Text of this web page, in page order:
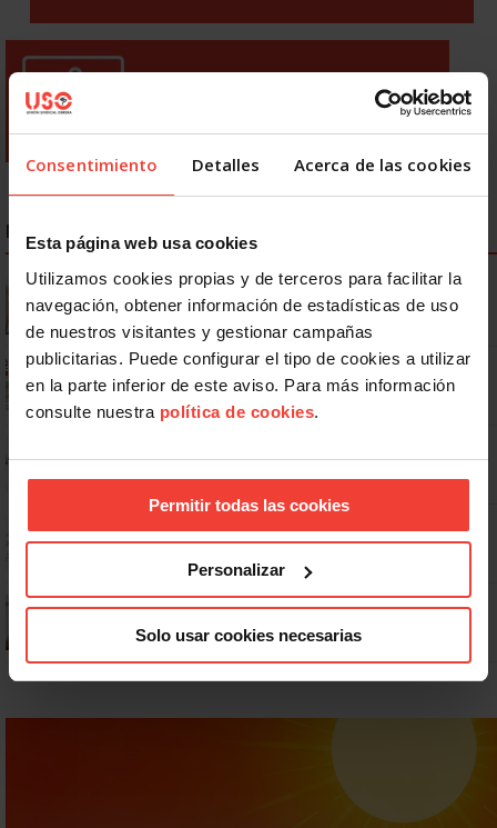
Consentimiento Detalles Acerca de las cookies
Esta página web usa cookies
Utilizamos cookies propias y de terceros para facilitar la
navegación, obtener información de estadísticas de uso
de nuestros visitantes y gestionar campañas
publicitarias. Puede configurar el tipo de cookies a utilizar
en la parte inferior de este aviso. Para más información
consulte nuestra política de cookies.
Permitir todas las cookies
Personalizar
Solo usar cookies necesarias
NOTICIAS MÁS LEÍDAS
Se actualizan las patologías para acceder a la jubilación
anticipada por discapacidad
Ya os podéis descargar la app de USO
libre
¿Puedo viajar estando de baja?